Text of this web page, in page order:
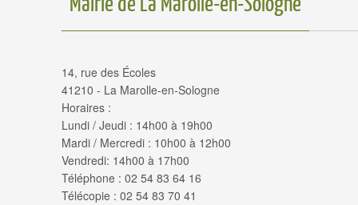
14, rue des Écoles
41210 - La Marolle-en-Sologne
Horaires :
Lundi / Jeudi : 14h00 à 19h00
Mardi / Mercredi : 10h00 à 12h00
Vendredi: 14h00 à 17h00
Téléphone : 02 54 83 64 16
Télécopie : 02 54 83 70 41